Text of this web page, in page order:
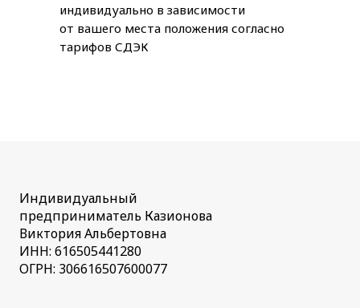
индивидуально в зависимости
от вашего места положения согласно
тарифов СДЭК
Индивидуальный
предприниматель Казионова
Виктория Альбертовна
ИНН: 616505441280
ОГРН: 306616507600077